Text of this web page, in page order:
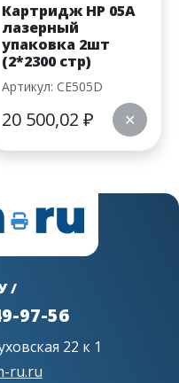
Картридж HP 05A
лазерный
упаковка 2шт
(2*2300 стр)
Артикул: CE505D
20 500,02 ₽ ✕
/
97-56
22 к 1
ru.ru